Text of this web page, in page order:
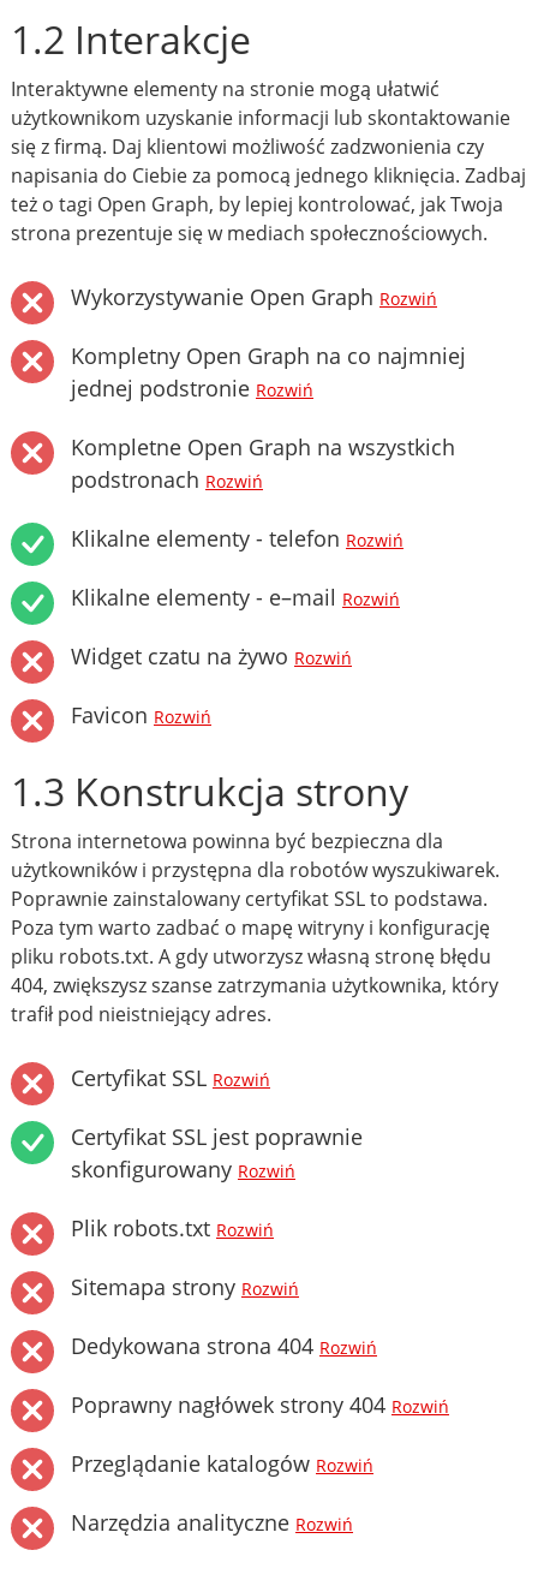
1.2 Interakcje
Interaktywne elementy na stronie mogą ułatwić
użytkownikom uzyskanie informacji lub skontaktowanie
się z firmą. Daj klientowi możliwość zadzwonienia czy
napisania do Ciebie za pomocą jednego kliknięcia. Zadbaj
też o tagi Open Graph, by lepiej kontrolować, jak Twoja
strona prezentuje się w mediach społecznościowych.
Wykorzystywanie Open Graph Rozwiń
Kompletny Open Graph na co najmniej
jednej podstronie Rozwiń
Kompletne Open Graph na wszystkich
podstronach Rozwiń
Klikalne elementy - telefon Rozwiń
Klikalne elementy - e–mail Rozwiń
Widget czatu na żywo Rozwiń
Favicon Rozwiń
1.3 Konstrukcja strony
Strona internetowa powinna być bezpieczna dla
użytkowników i przystępna dla robotów wyszukiwarek.
Poprawnie zainstalowany certyfikat SSL to podstawa.
Poza tym warto zadbać o mapę witryny i konfigurację
pliku robots.txt. A gdy utworzysz własną stronę błędu
404, zwiększysz szanse zatrzymania użytkownika, który
trafił pod nieistniejący adres.
Certyfikat SSL Rozwiń
Certyfikat SSL jest poprawnie
skonfigurowany Rozwiń
Plik robots.txt Rozwiń
Sitemapa strony Rozwiń
Dedykowana strona 404 Rozwiń
Poprawny nagłówek strony 404 Rozwiń
Przeglądanie katalogów Rozwiń
Narzędzia analityczne Rozwiń